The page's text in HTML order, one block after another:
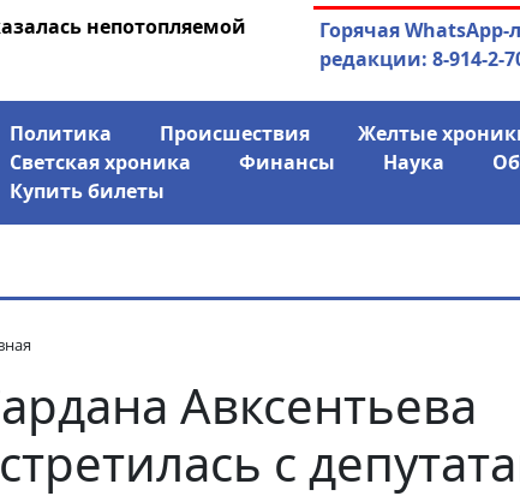
непотопляемой
30.07.2026 Экс-спикер
Горячая
редакции: 8-914-2-
Политика Происшествия Желтые
Светская хроника
Финансы Наука
Купить билеты
Авксентьева
с